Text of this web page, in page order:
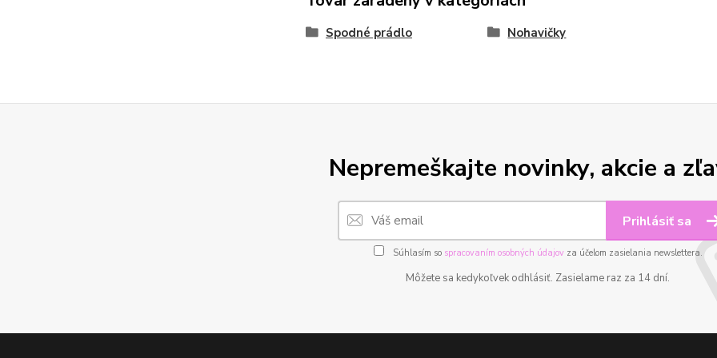
Spodné prádlo Nohavičky
Nepremeškajte novinky, akcie a
Prihlásiť sa
Súhlasím so spracovaním osobných údajovza účelom zasielania newslettera.
Môžete sa kedykoľvek odhlásiť. Zasielame raz za 14 dní.